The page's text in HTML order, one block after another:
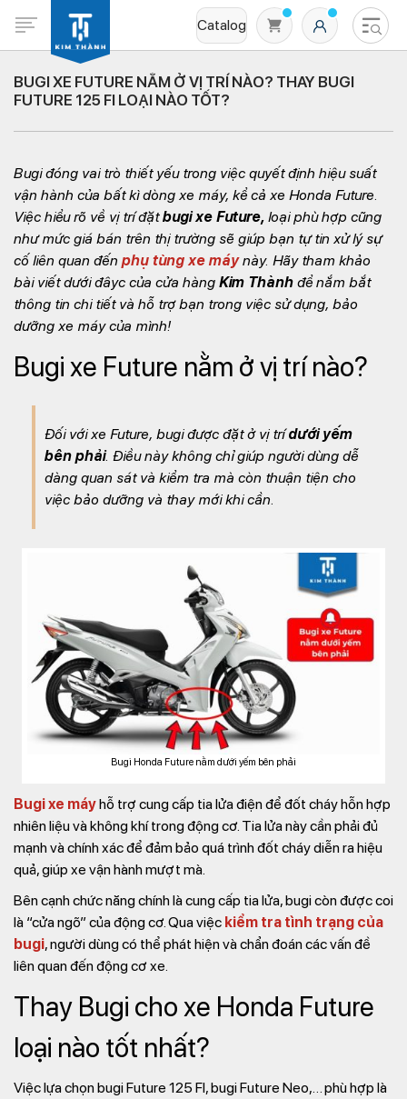
Catalog
Không có sản phẩm nào trong giỏ hàng
BUGI XE FUTURE NẰM Ở VỊ TRÍ NÀO? THAY BUGI
FUTURE 125 FI LOẠI NÀO TỐT?
Bugi đóng vai trò thiết yếu trong việc quyết định hiệu suất
vận hành của bất kì dòng xe máy, kể cả xe Honda Future.
Việc hiểu rõ về vị trí đặtbugi xe Future, loại phù hợp cũng
như mức giá bán trên thị trường sẽ giúp bạn tự tin xử lý sự
cố liên quan đến phụ tùng xe máynày. Hãy tham khảo
bài viết dưới đâyc của cửa hàng Kim Thành để nắm bắt
thông tin chi tiết và hỗ trợ bạn trong việc sử dụng, bảo
dưỡng xe máy của mình!
Bugi xe Future nằm ở vị trí nào?
Đối với xe Future, bugi được đặt ở vị trídưới yếm
bên phải. Điều này không chỉ giúp người dùng dễ
dàng quan sát và kiểm tra mà còn thuận tiện cho
việc bảo dưỡng và thay mới khi cần.
Bugi Honda Future nằm dưới yếm bên phải
Bugi xe máyhỗ trợ cung cấp tia lửa điện để đốt cháy hỗn hợp
nhiên liệu và không khí trong động cơ. Tia lửa này cần phải đủ
mạnh và chính xác để đảm bảo quá trình đốt cháy diễn ra hiệu
quả, giúp xe vận hành mượt mà.
Bên cạnh chức năng chính là cung cấp tia lửa, bugi còn được coi
là “cửa ngõ” của động cơ. Qua việc kiểm tra tình trạng của
bugi, người dùng có thể phát hiện và chẩn đoán các vấn đề
liên quan đến động cơ xe.
Thay Bugi cho xe Honda Future
loại nào tốt nhất?
Việc lựa chọn bugi Future 125 FI, bugi Future Neo,… phù hợp là